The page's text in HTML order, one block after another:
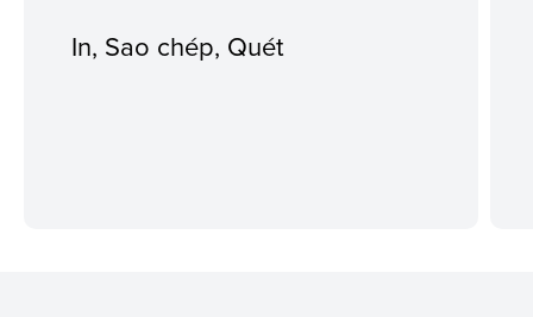
In, Sao chép, Quét